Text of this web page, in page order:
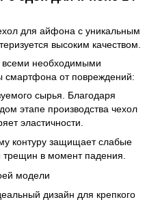
для айфона с уникальным
высоким качеством.
всеми необходимыми
смартфона от повреждений:
сырья. Благодаря
этапе производства чехол
эластичности.
контуру защищает слабые
трещин в момент падения.
модели
дизайн для крепкого